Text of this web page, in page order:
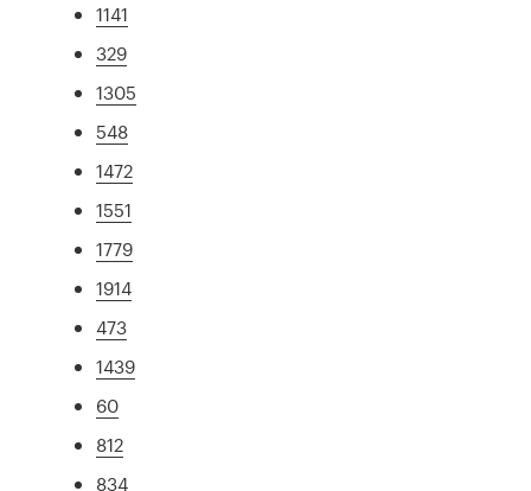
1141
329
1305
548
1472
1551
1779
1914
473
1439
60
812
834